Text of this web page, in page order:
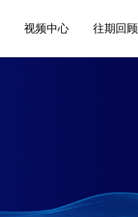
视频中心 往期回顾